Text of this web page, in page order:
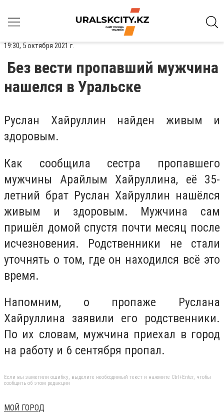
19:30, 5 октября 2021 г.
Без вести пропавший мужчина
нашелся в Уральске
Руслан Хайруллин найден живым и
здоровым.
Как сообщила сестра пропавшего
мужчины Арайлым Хайруллина, её 35-
летний брат Руслан Хайруллин нашёлся
живым и здоровым. Мужчина сам
пришёл домой спустя почти месяц после
исчезновения. Родственники не стали
уточнять о том, где он находился всё это
время.
Напомним, о пропаже Руслана
Хайруллина заявили его родственники.
По их словам, мужчина приехал в город
на работу и 6 сентября пропал.
Если вы заметили ошибку, выделите необходимый текст и нажмите Ctrl+Enter, чтобы
сообщить об этом редакции
МОЙ ГОРОД